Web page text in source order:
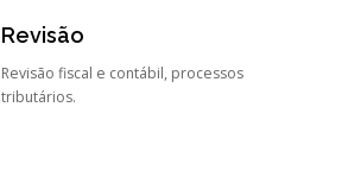
Revisão
Revisão fiscal e contábil, processos
tributários.